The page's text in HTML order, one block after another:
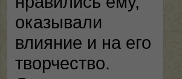
оказывали
влияние и на его
творчество.